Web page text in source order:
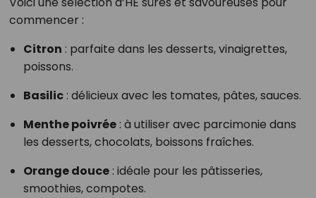
commencer :
Citron : parfaite dans les desserts, vinaigrettes,
poissons.
Basilic: délicieux avec les tomates, pâtes, sauces.
Menthe poivrée: à utiliser avec parcimonie dans
les desserts, chocolats, boissons fraîches.
Orange douce: idéale pour les pâtisseries,
smoothies, compotes.